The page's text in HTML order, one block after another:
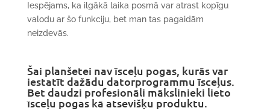
Iespējams, ka ilgākā laika posmā var atrast kopīgu
valodu ar šo funkciju, bet man tas pagaidām
neizdevās.
Šai planšetei nav īsceļu pogas, kurās var
iestatīt dažādu datorprogrammu īsceļus.
Bet daudzi profesionāli mākslinieki lieto
īsceļu pogas kā atsevišķu produktu.